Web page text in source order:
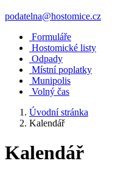
podatelna@hostomice.cz
Formuláře
Hostomické listy
Odpady
Místní poplatky
Munipolis
Volný čas
Úvodní stránka
Kalendář
Kalendář